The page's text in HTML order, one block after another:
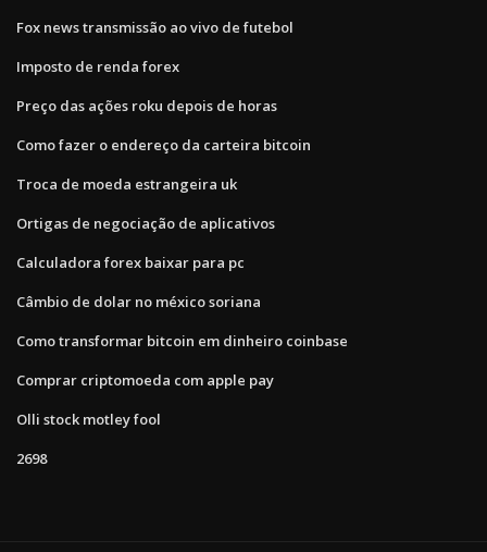
Fox news transmissão ao vivo de futebol
Imposto de renda forex
Preço das ações roku depois de horas
Como fazer o endereço da carteira bitcoin
Troca de moeda estrangeira uk
Ortigas de negociação de aplicativos
Calculadora forex baixar para pc
Câmbio de dolar no méxico soriana
Como transformar bitcoin em dinheiro coinbase
Comprar criptomoeda com apple pay
Olli stock motley fool
2698